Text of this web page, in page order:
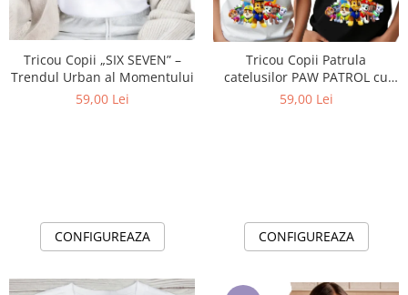
Tricou Copii „SIX SEVEN” –
Trendul Urban al Momentului
59,00 Lei
CONFIGUREAZA
Tricou Copii Patrula
catelusilor PAW PATROL cu
Cifră Aniversară | Cadou
59,00 Lei
CONFIGUREAZA